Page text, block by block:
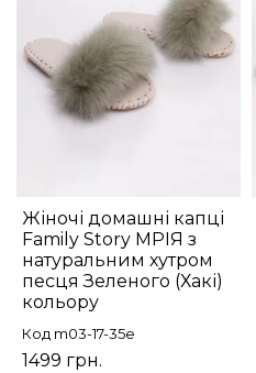
Жіночі домашні капці
Family Story МРІЯ з
натуральним хутром
песця Зеленого (Хакі)
кольору
Код m03-17-35e
1499 грн.